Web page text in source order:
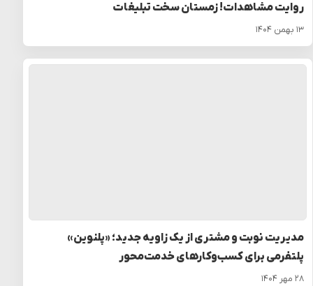
روایت مشاهدات! زمستان سخت تبلیغات
۱۳ بهمن ۱۴۰۴
مدیریت نوبت و مشتری از یک زاویه جدید؛ «پلنوین»
پلتفرمی برای کسب‌وکارهای خدمت‌محور
۲۸ مهر ۱۴۰۴